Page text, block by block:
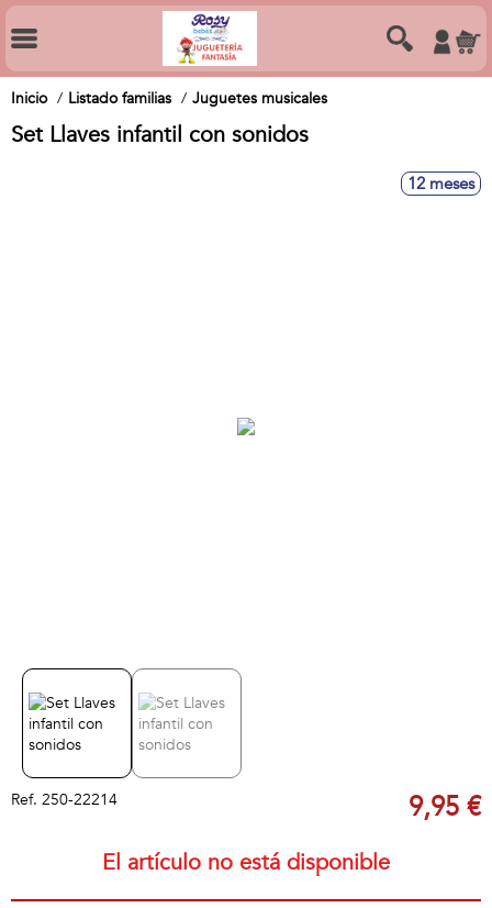
Inicio Listado familias Juguetes musicales
Set Llaves infantil con sonidos
12 meses
Ref. 250-22214 9,95 €
El artículo no está disponible